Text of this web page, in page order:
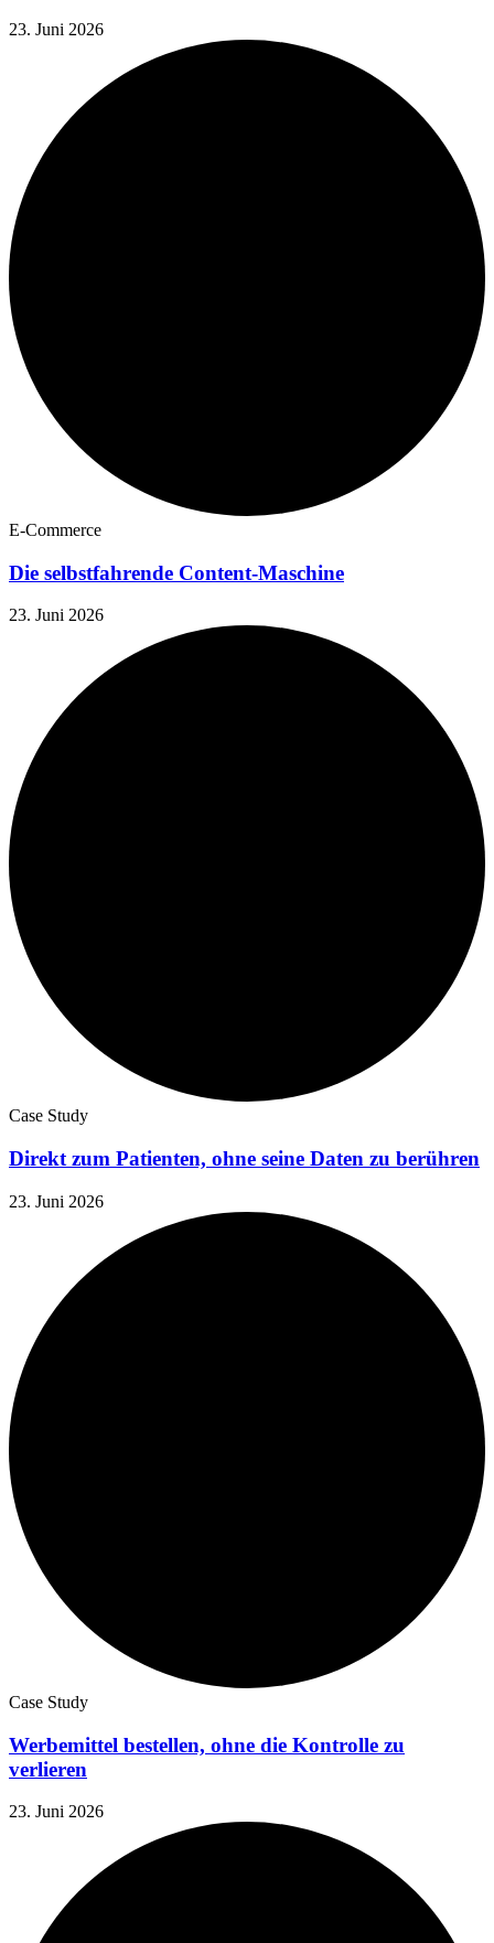
23. Juni 2026
E-Commerce
Die selbstfahrende Content-Maschine
23. Juni 2026
Case Study
Direkt zum Patienten, ohne seine Daten zu berühren
23. Juni 2026
Case Study
Werbemittel bestellen, ohne die Kontrolle zu
verlieren
23. Juni 2026